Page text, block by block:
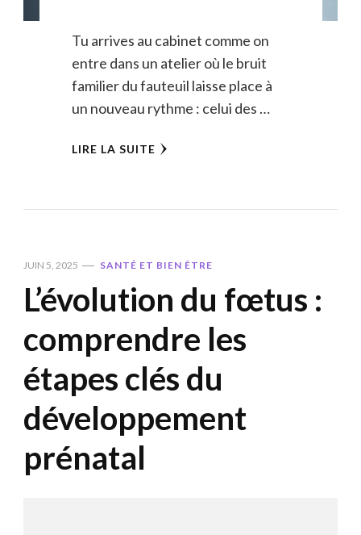
Tu arrives au cabinet comme on
entre dans un atelier où le bruit
familier du fauteuil laisse place à
un nouveau rythme : celui des …
LIRE LA SUITE
JUIN 5, 2025 SANTÉ ET BIEN ÊTRE
L’évolution du fœtus :
comprendre les
étapes clés du
développement
prénatal